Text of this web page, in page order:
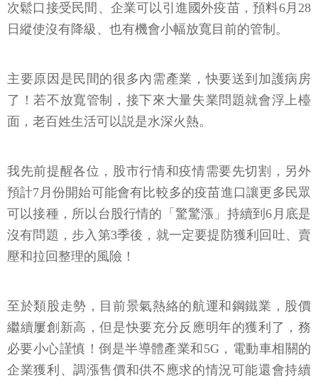
次鬆口接受民間、企業可以引進國外疫苗，預料6月28
日縱使沒有降級、也有機會小幅放寬目前的管制。
主要原因是民間的很多內需產業，快要送到加護病房
了！若不放寬管制，接下來大量失業問題就會浮上檯
面，老百姓生活可以説是水深火熱。
我先前提醒各位，股市行情和疫情需要先切割，另外
預計7月份開始可能會有比較多的疫苗進口讓更多民眾
可以接種，所以台股行情的「驚驚漲」持續到6月底是
沒有問題，步入第3季後，就一定要提防獲利回吐、賣
壓和拉回整理的風險！
至於類股走勢，目前景氣熱絡的航運和鋼鐵業，股價
繼續屢創新高，但是快要充分反應明年的獲利了，務
必要小心謹慎！倒是半導體產業和5G，電動車相關的
企業獲利、調漲售價和供不應求的情況可能還會持續